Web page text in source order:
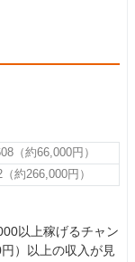
（約66,000円）
約266,000円）
以上稼げるチャン
）以上の収入が見